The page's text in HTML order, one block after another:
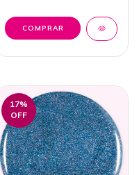
17%
OFF